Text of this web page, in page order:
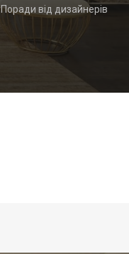
від дизайнерів